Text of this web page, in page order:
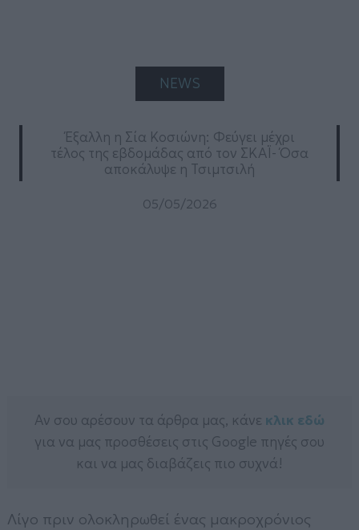
NEWS
Έξαλλη η Σία Κοσιώνη: Φεύγει μέχρι
τέλος της εβδομάδας από τον ΣΚΑΪ- Όσα
αποκάλυψε η Τσιμτσιλή
05/05/2026
Αν σου αρέσουν τα άρθρα μας, κάνε κλικ εδώ
για να μας προσθέσεις στις Google πηγές σου
και να μας διαβάζεις πιο συχνά!
Λίγο πριν ολοκληρωθεί ένας μακροχρόνιος